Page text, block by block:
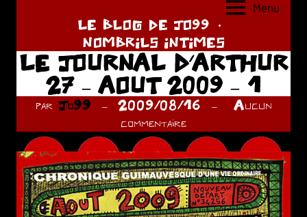
Menu
LE BLOG DE JO99
NOMBRILS INTIMES
LE JOURNAL D’ARTHUR
27 – AOUT 2009 – 1
par Jo99 2009/08/16
Aucun
commentaire